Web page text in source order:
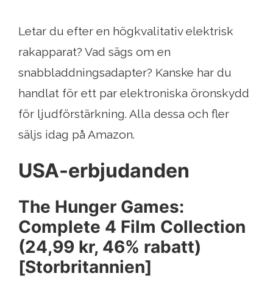
Letar du efter en högkvalitativ elektrisk
rakapparat? Vad sägs om en
snabbladdningsadapter? Kanske har du
handlat för ett par elektroniska öronskydd
för ljudförstärkning. Alla dessa och fler
säljs idag på Amazon.
USA-erbjudanden
The Hunger Games:
Complete 4 Film Collection
(24,99 kr, 46% rabatt)
[Storbritannien]